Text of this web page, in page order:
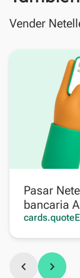
Vender
Pasar
bancaria
chevron_left chevron_right